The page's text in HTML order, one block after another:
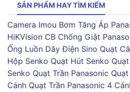
SẢN PHẨM HAY TÌM KIẾM
Camera Imou Bơm Tăng Áp
HiKVision CB Chống Giật
Ống Luồn Dây Điện Sino Quạt
Hộp Senko Quạt Hút Senko
Senko Quạt Trần Panasonic
Cánh Quạt Trần Panasonic 4